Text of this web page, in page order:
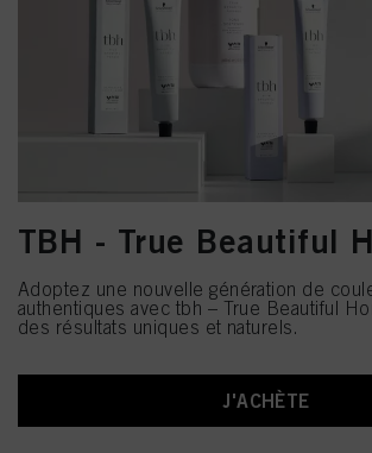
TBH - True Beautiful
Adoptez une nouvelle génération de
authentiques avec tbh – True Beautiful
des résultats uniques et naturels.
J'ACHÈTE